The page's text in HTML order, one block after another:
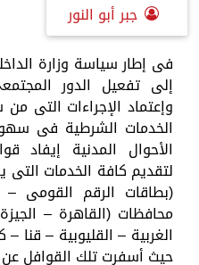
جبر أبو النور
فى إطار سياسة وزارة
إلى تفعيل الدور
وإعتماد الإجراءات التى
الخدمات الشرطية فى
الأحوال المدنية إيفاد
لتقديم كافة الخدمات
(بطاقات الرقم القومى –
محافظات (القاهرة –
الغربية – القليوبية – قنا